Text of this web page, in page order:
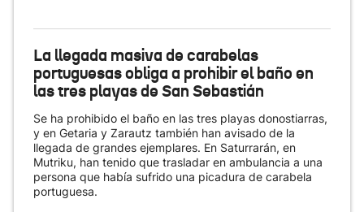
La llegada masiva de carabelas
portuguesas obliga a prohibir el baño en
las tres playas de San Sebastián
Se ha prohibido el baño en las tres playas donostiarras,
y en Getaria y Zarautz también han avisado de la
llegada de grandes ejemplares. En Saturrarán, en
Mutriku, han tenido que trasladar en ambulancia a una
persona que había sufrido una picadura de carabela
portuguesa.